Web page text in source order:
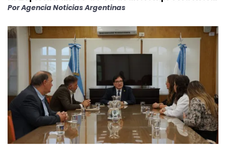
PorAgencia Noticias Argentinas